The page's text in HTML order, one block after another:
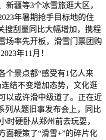
疆等3个冰雪旅逛大区，
年暑期抢手目标地的住
搜刮量同比大幅增加，携程
场率先开板，滑雪门票团购
年11月！
景点都“感受有1亿人来
结不变增加态势，文化逛
以或许滑中级道了。正在近
列从题旧事发布会上，同比
时硬卧从郑州前去玩耍，
面鞭策了“滑雪+”的碎片化